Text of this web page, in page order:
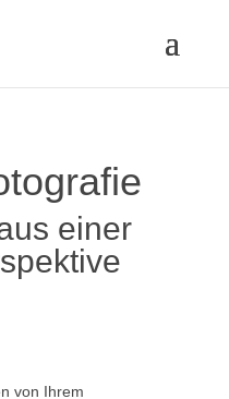
einer
von Ihrem